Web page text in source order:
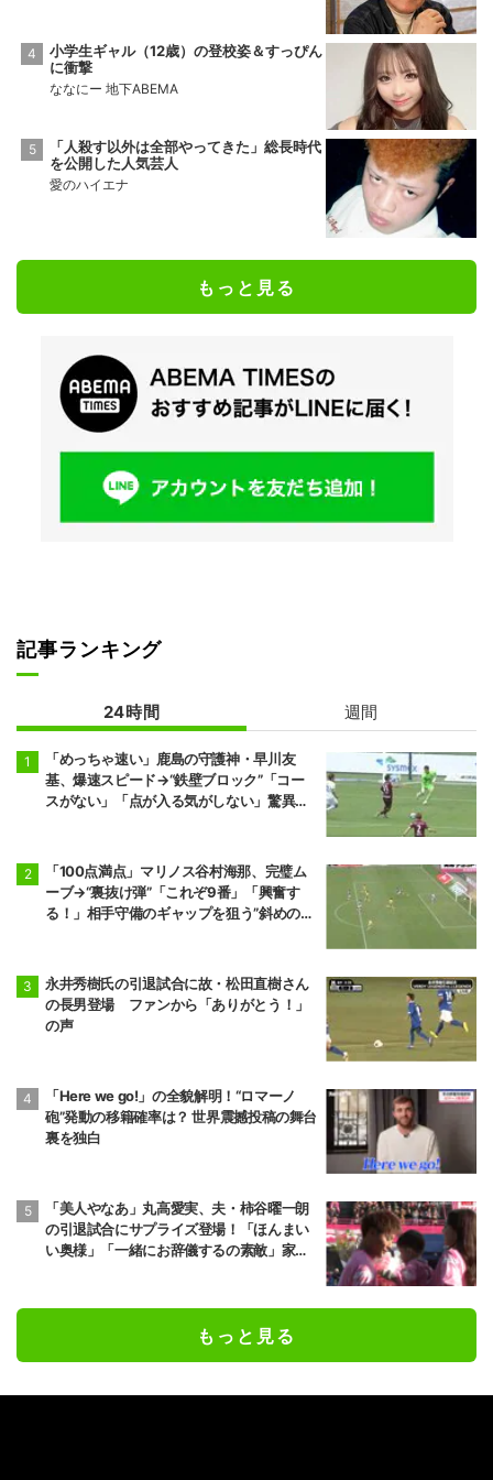
小学生ギャル（12歳）の登校姿＆すっぴん
に衝撃
ななにー 地下ABEMA
「人殺す以外は全部やってきた」総長時代
を公開した人気芸人
愛のハイエナ
もっと見る
記事ランキング
24時間 週間
「めっちゃ速い」鹿島の守護神・早川友
基、爆速スピード→“鉄壁ブロック”「コー
スがない」「点が入る気がしない」驚異の
「100点満点」マリノス谷村海那、完璧ム
ーブ→“裏抜け弾”「これぞ9番」「興奮す
る！」相手守備のギャップを狙う”斜めの抜
永井秀樹氏の引退試合に故・松田直樹さん
の長男登場 ファンから「ありがとう！」
の声
「Here we go!」の全貌解明！“ロマーノ
砲”発動の移籍確率は？ 世界震撼投稿の舞台
裏を独白
「美人やなあ」丸高愛実、夫・柿谷曜一朗
の引退試合にサプライズ登場！「ほんまい
い奥様」「一緒にお辞儀するの素敵」家族
もっと見る